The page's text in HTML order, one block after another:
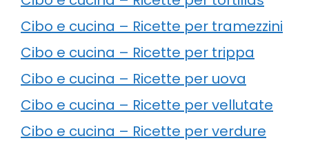
Cibo e cucina – Ricette per tramezzini
Cibo e cucina – Ricette per trippa
Cibo e cucina – Ricette per uova
Cibo e cucina – Ricette per vellutate
Cibo e cucina – Ricette per verdure